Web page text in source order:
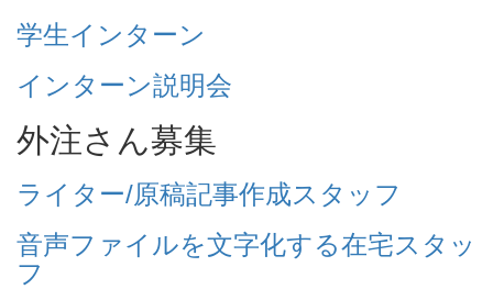
学生インターン
インターン説明会
外注さん募集
ライター/原稿記事作成スタッフ
音声ファイルを文字化する在宅スタッ
フ